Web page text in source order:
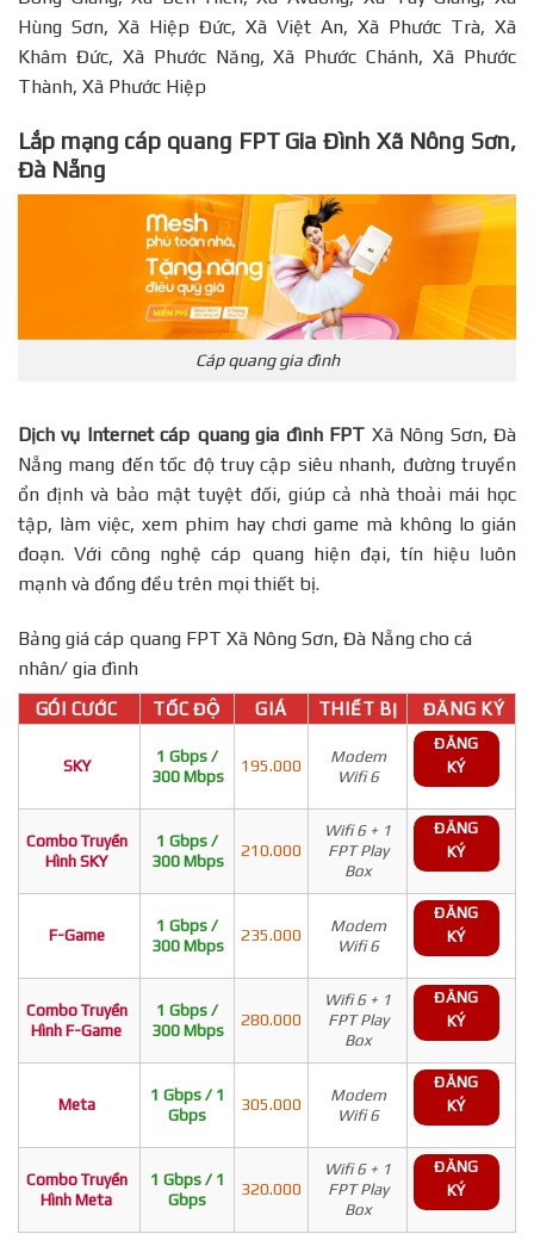
Hùng Sơn, Xã Hiệp Đức, Xã Việt An, Xã Phước Trà, Xã
Khâm Đức, Xã Phước Năng, Xã Phước Chánh, Xã Phước
Thành, Xã Phước Hiệp
Lắp mạng cáp quang FPT Gia Đình Xã Nông Sơn,
Đà Nẵng
Cáp quang gia đình
Dịch vụ Internet cáp quang gia đình FPT Xã Nông Sơn, Đà
Nẵng mang đến tốc độ truy cập siêu nhanh, đường truyền
ổn định và bảo mật tuyệt đối, giúp cả nhà thoải mái học
tập, làm việc, xem phim hay chơi game mà không lo gián
đoạn. Với công nghệ cáp quang hiện đại, tín hiệu luôn
mạnh và đồng đều trên mọi thiết bị.
Bảng giá cáp quang FPT Xã Nông Sơn, Đà Nẵng cho cá
nhân/ gia đình
GÓI CƯỚC TỐC ĐỘ GIÁ THIẾT BỊ ĐĂNG KÝ
SKY
1 Gbps /
300 Mbps
195.000
Modem
Wifi 6
ĐĂNG
KÝ
Combo Truyền
Hình SKY
1 Gbps /
300 Mbps
210.000
Wifi 6 + 1
FPT Play
Box
ĐĂNG
KÝ
F-Game
1 Gbps /
300 Mbps
235.000
Modem
Wifi 6
ĐĂNG
KÝ
Combo Truyền
Hình F-Game
1 Gbps /
300 Mbps
280.000
Wifi 6 + 1
FPT Play
Box
ĐĂNG
KÝ
Meta
1 Gbps / 1
Gbps
305.000
Modem
Wifi 6
ĐĂNG
KÝ
Combo Truyền
Hình Meta
1 Gbps / 1
Gbps
320.000
Wifi 6 + 1
FPT Play
Box
ĐĂNG
KÝ